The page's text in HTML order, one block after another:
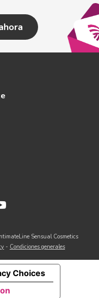
Sensual Cosmetics
- Condiciones generales
Choices